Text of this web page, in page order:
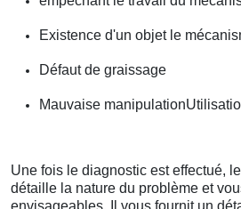
Existence d'un objet le
Défaut de graissage
Mauvaise
Une fois le diagnostic est effectué,
détaille la nature du problème et